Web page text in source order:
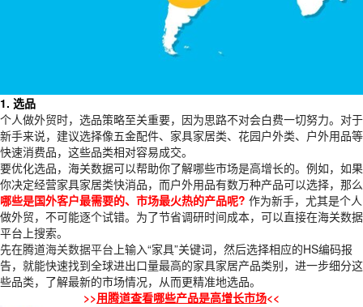
1. 选品
个人做外贸时，选品策略至关重要，因为思路不对会白费一切努力。对于
新手来说，建议选择像五金配件、家具家居类、花园户外类、户外用品等
快速消费品，这些品类相对容易成交。
要优化选品，海关数据可以帮助你了解哪些市场是高增长的。例如，如果
你决定经营家具家居类快消品，而户外用品有数万种产品可以选择，那么
哪些是国外客户最需要的、市场最火热的产品呢? 作为新手，尤其是个人
做外贸，不可能逐个试错。为了节省调研时间成本，可以直接在海关数据
平台上搜索。
先在腾道海关数据平台 上输入“家具”关键词，然后选择相应的HS编码报
告，就能快速找到全球进出口量最高的家具家居产品类别，进一步细分这
些品类，了解最新的市场情况，从而更精准地选品。
>>用腾道查看哪些产品是高增长市场<<